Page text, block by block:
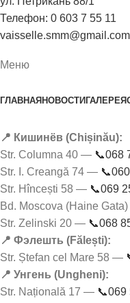
Телефон: 0 603 7 55 11
vaisselle.smm@gmail.com
Меню
ГЛАВНАЯ НОВОСТИ ГАЛЕРЕЯ
📍 Кишинёв (Chișinău):
Str. Columna 40 — 📞068
Str. I. Creangă 74 —
Str. Hîncești 58 — 📞069
Bd. Moscova (Haine
Str. Zelinski 20 — 📞068
📍 Фэлешть (Fălești):
Str. Ștefan cel Mare 58 —
📍 Унгень (Ungheni):
Str. Națională 17 — 📞069